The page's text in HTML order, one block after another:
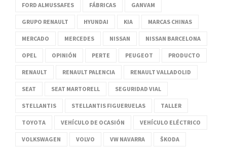
FORD ALMUSSAFES FÁBRICAS GANVAM
GRUPO RENAULT HYUNDAI KIA MARCAS CHINAS
MERCADO MERCEDES NISSAN NISSAN BARCELONA
OPEL OPINIÓN PERTE PEUGEOT PRODUCTO
RENAULT RENAULT PALENCIA RENAULT VALLADOLID
SEAT SEAT MARTORELL SEGURIDAD VIAL
STELLANTIS STELLANTIS FIGUERUELAS TALLER
TOYOTA VEHÍCULO DE OCASIÓN VEHÍCULO ELÉCTRICO
VOLKSWAGEN VOLVO VW NAVARRA ŠKODA